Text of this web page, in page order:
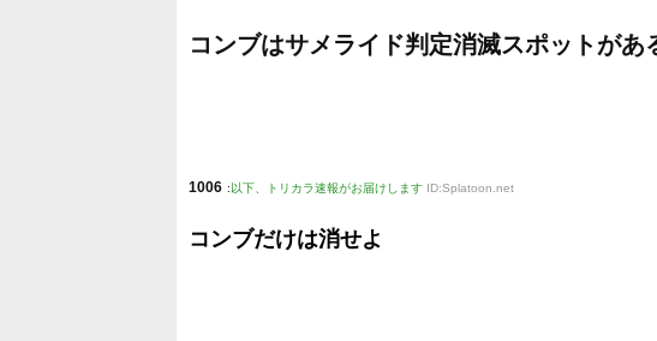
コンブはサメライド判定消滅スポットがあ
1006 : 以下、トリカラ速報がお届けします ID:Splatoon.net
コンブだけは消せよ